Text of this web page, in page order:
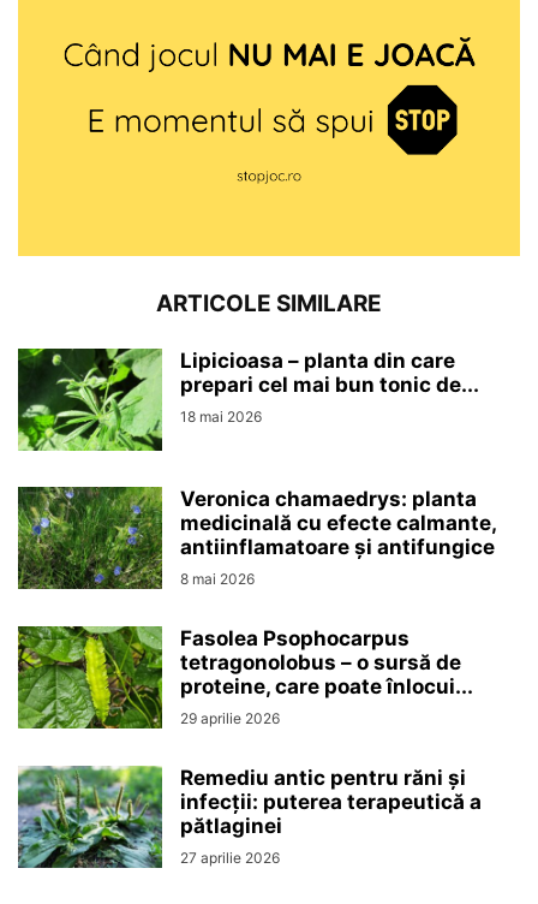
ARTICOLE SIMILARE
Lipicioasa – planta din care
prepari cel mai bun tonic de...
18 mai 2026
Veronica chamaedrys: planta
medicinală cu efecte calmante,
antiinflamatoare și antifungice
8 mai 2026
Fasolea Psophocarpus
tetragonolobus – o sursă de
proteine, care poate înlocui...
29 aprilie 2026
Remediu antic pentru răni și
infecții: puterea terapeutică a
pătlaginei
27 aprilie 2026